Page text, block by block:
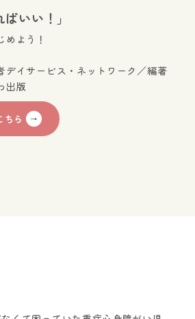
いい！」
よう！
デイサービス・ネットワーク／編著
出版
ちら